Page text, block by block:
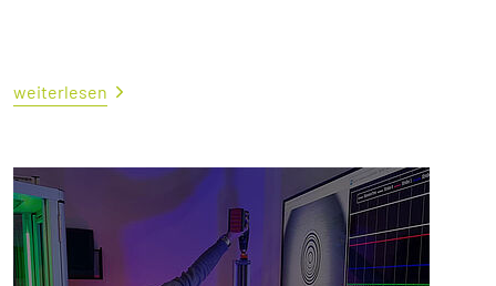
weiterlesen